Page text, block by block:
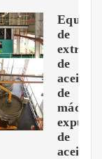
Equipo
de
de
aceite
de
de
aceite